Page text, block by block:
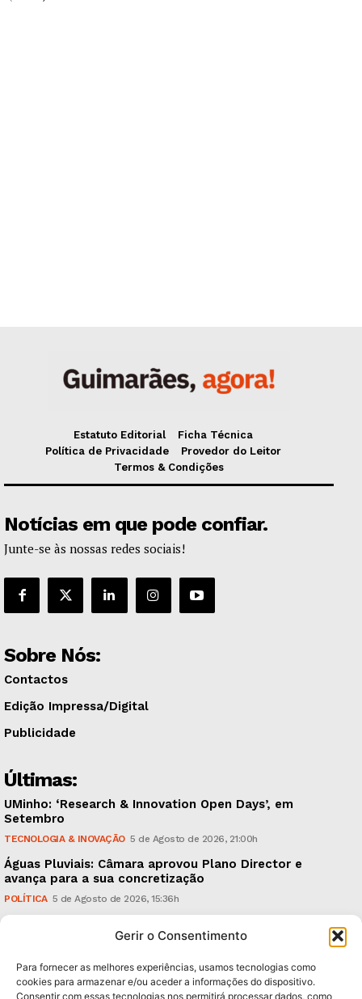
Gerir o Consentimento
Para fornecer as melhores experiências, usamos tecnologias como
cookies para armazenar e/ou aceder a informações do dispositivo.
Consentir com essas tecnologias nos permitirá processar dados, como
Estatuto Editorial
Ficha Técnica
Política de Privacidade
Provedor do Leitor
Termos & Condições
Notícias em que pode confiar.
Junte-se às nossas redes sociais!
Sobre Nós:
Contactos
Edição Impressa/Digital
Publicidade
Últimas:
UMinho: ‘Research & Innovation Open Days’, em
Setembro
TECNOLOGIA & INOVAÇÃO 5 de Agosto de 2026, 21:00h
Águas Pluviais: Câmara aprovou Plano Director e
avança para a sua concretização
POLÍTICA 5 de Agosto de 2026, 15:36h